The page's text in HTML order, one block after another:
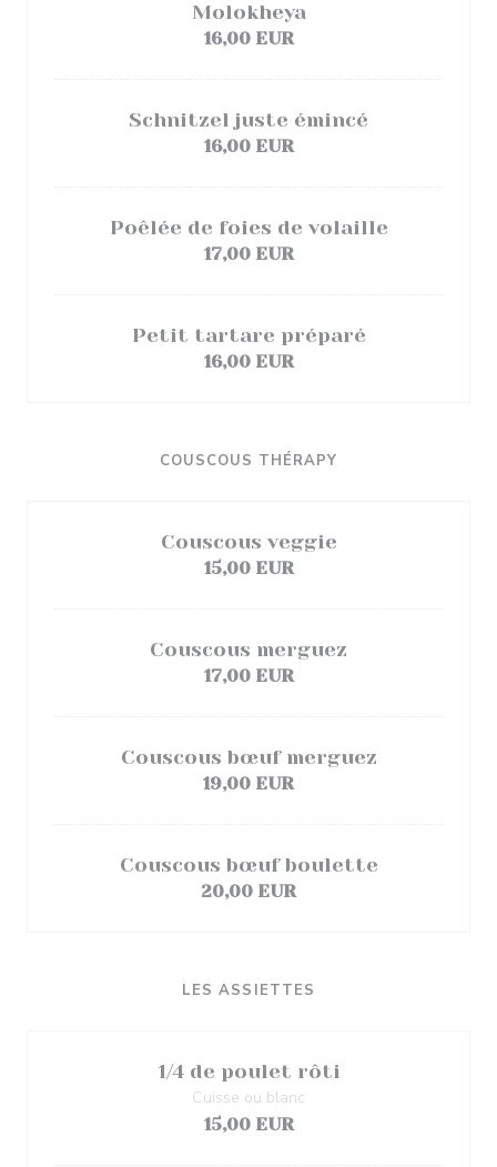
Molokheya
16,00 EUR
Schnitzel juste émincé
16,00 EUR
Poêlée de foies de volaille
17,00 EUR
Petit tartare préparé
16,00 EUR
COUSCOUS THÉRAPY
Couscous veggie
15,00 EUR
Couscous merguez
17,00 EUR
Couscous bœuf merguez
19,00 EUR
Couscous bœuf boulette
20,00 EUR
LES ASSIETTES
1/4 de poulet rôti
Cuisse ou blanc
15,00 EUR